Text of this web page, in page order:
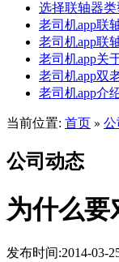
选择联轴器
老司机app联
老司机app联
老司机app关
老司机app双
老司机app介
当前位置: 首页 » 公
公司动态
为什么要
发布时间:2014-03-